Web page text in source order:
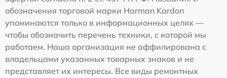
обозначения торговой марки Harman Kardon
упоминаются только в информационных целях —
чтобы обозначить перечень техники, с которой мы
работаем. Наша организация не аффилирована с
владельцами указанных товарных знаков и не
представляет их интересы. Все виды ремонтных